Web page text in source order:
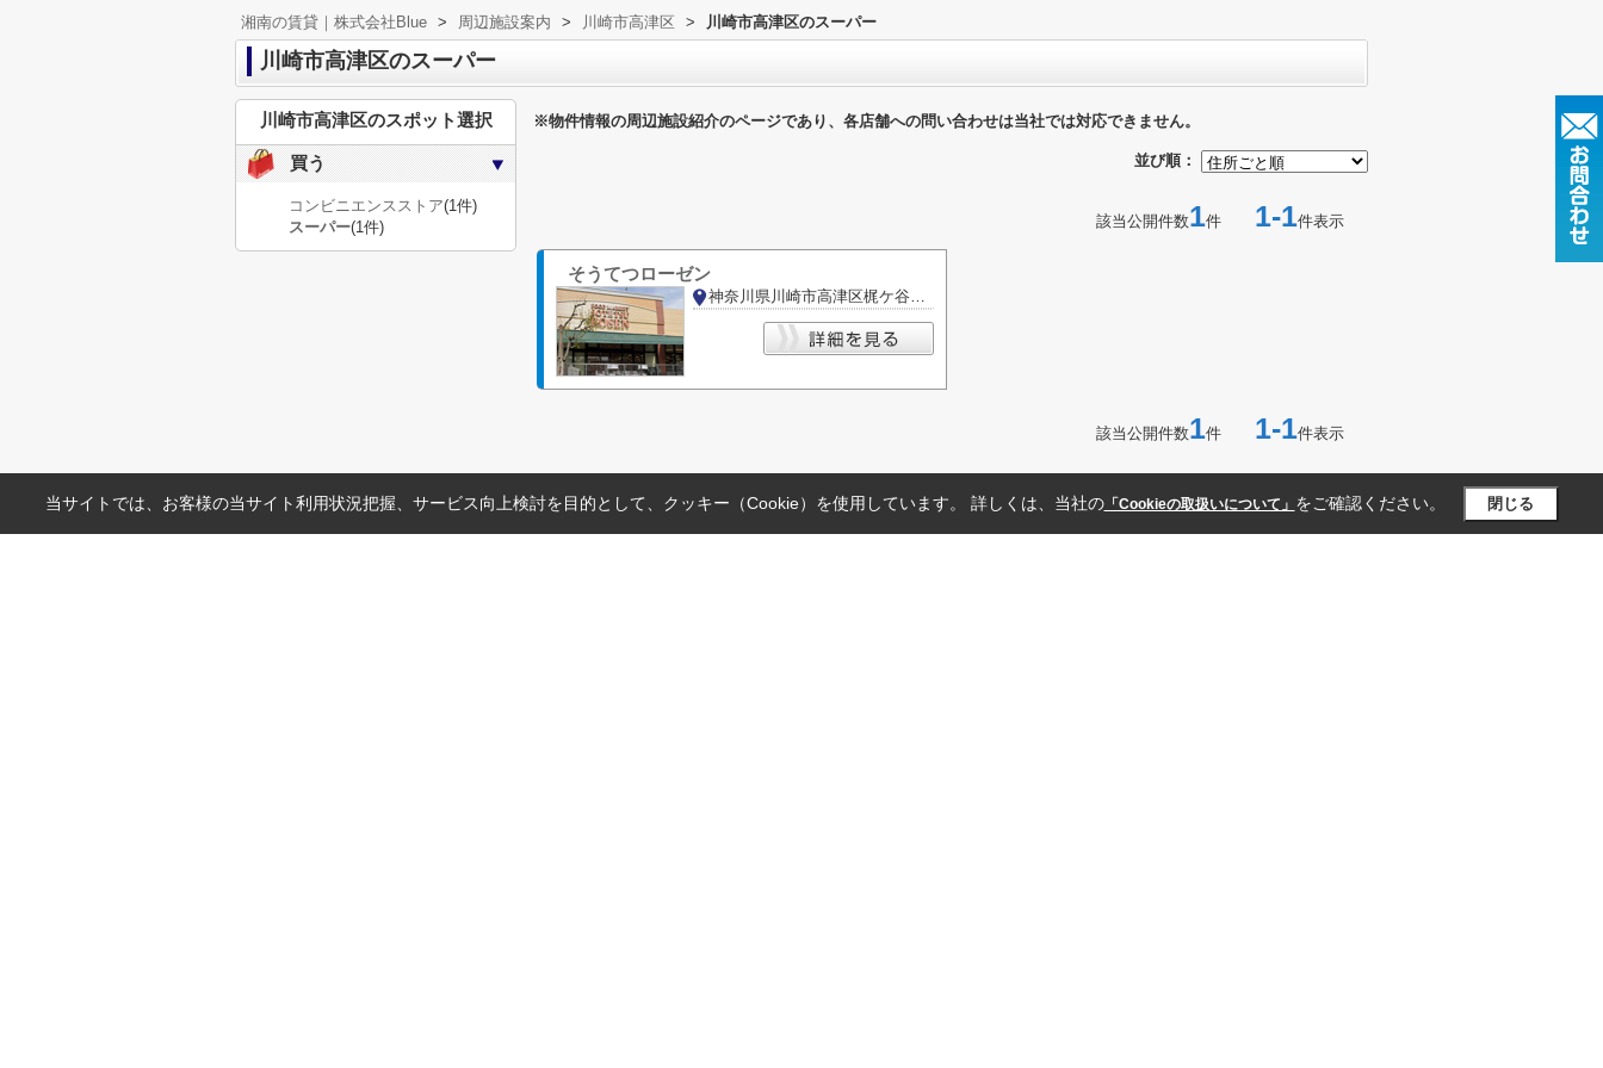
湘南の賃貸｜株式会社Blue > 周辺施設案内 > 川崎市高津区 > 川崎市高津区のスーパー
川崎市高津区のスーパー
※物件情報の周辺施設紹介のページであり、各店舗への問い合わせは当社では対応できません。
並び順：
該当公開件数1件 1-1件表示
そうてつローゼン
神奈川県川崎市高津区梶ケ谷３丁目
該当公開件数1件 1-1件表示
川崎市高津区のスポット選択
買う
コンビニエンスストア(1件)
スーパー(1件)
当サイトでは、お客様の当サイト利用状況把握、サービス向上検討を目的として、クッキー（Cookie）を使用しています。 詳しくは、当社の「Cookieの取扱いについて」 をご確認ください。 閉じる